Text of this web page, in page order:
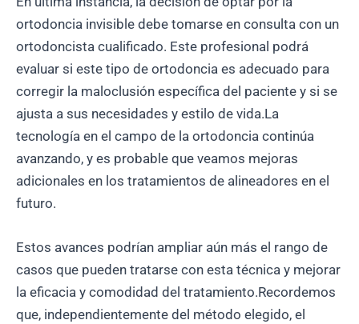
ortodoncia invisible debe tomarse en consulta con un
ortodoncista cualificado. Este profesional podrá
evaluar si este tipo de ortodoncia es adecuado para
corregir la maloclusión específica del paciente y si se
ajusta a sus necesidades y estilo de vida.La
tecnología en el campo de la ortodoncia continúa
avanzando, y es probable que veamos mejoras
adicionales en los tratamientos de alineadores en el
futuro.
Estos avances podrían ampliar aún más el rango de
casos que pueden tratarse con esta técnica y mejorar
la eficacia y comodidad del tratamiento.Recordemos
que, independientemente del método elegido, el